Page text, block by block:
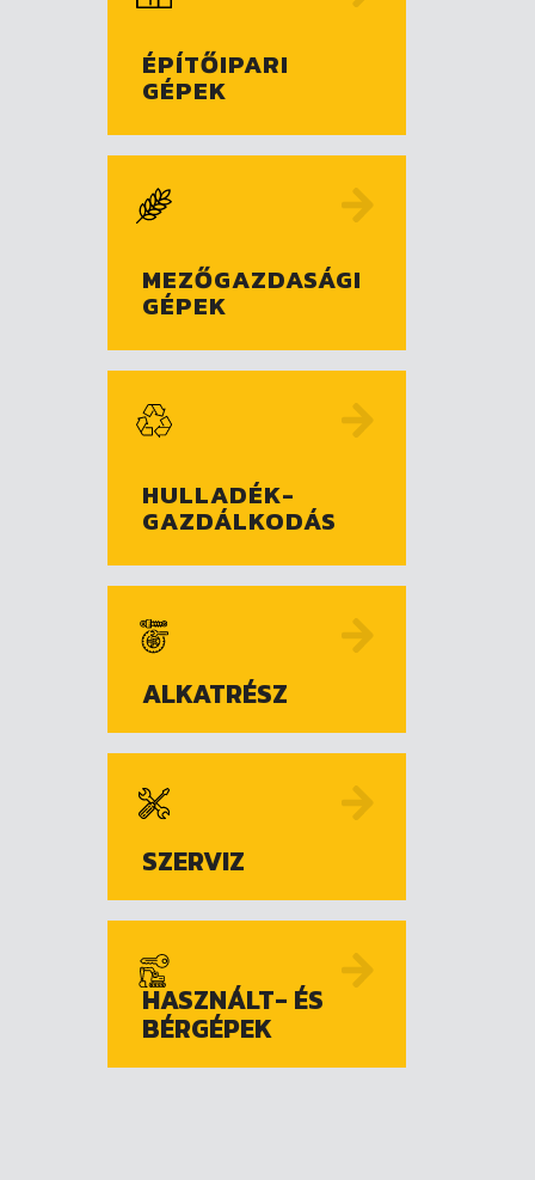
ÉPÍTŐIPARI
GÉPEK
MEZŐGAZDASÁGI
GÉPEK
HULLADÉK-
GAZDÁLKODÁS
ALKATRÉSZ
SZERVIZ
HASZNÁLT- ÉS
BÉRGÉPEK